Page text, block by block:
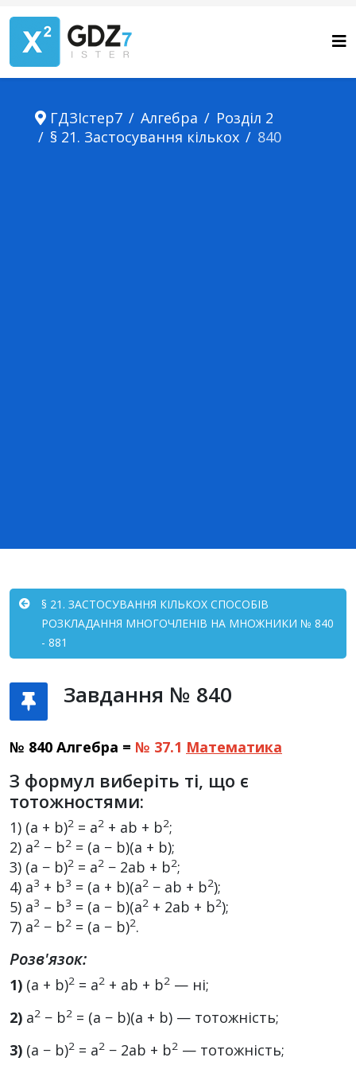
ГДЗІстер7 Алгебра
Розділ 2
§ 21. Застосування кількох
840
§ 21. ЗАСТОСУВАННЯ КІЛЬКОХ СПОСОБІВ
РОЗКЛАДАННЯ МНОГОЧЛЕНІВ НА МНОЖНИКИ № 840
- 881
Завдання № 840
№ 840 Алгебра = № 37.1 Математика
З формул виберіть ті, що є
тотожностями:
1) (a + b)2 = a2 + ab + b2;
2) a2 − b2 = (a − b)(a + b);
3) (a − b)2 = a2 − 2ab + b2;
4) a3 + b3 = (a + b)(a2 − ab + b2);
5) a3 – b3 = (a − b)(a2 + 2ab + b2);
7) a2 − b2 = (a − b)2.
Розв'язок:
1) (a + b)2 = a2 + ab + b2 — ні;
2) a2 − b2 = (a − b)(a + b) — тотожність;
3) (a − b)2 = a2 − 2ab + b2 — тотожність;